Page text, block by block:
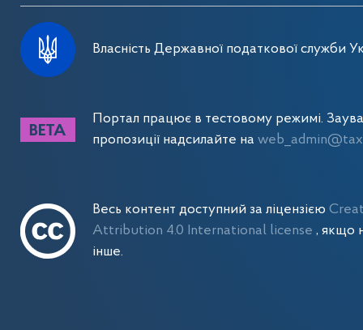
Власність Державної податкової служби
Портал працює в тестовому режимі.
пропозиції надсилайте на
Весь контент доступний за ліцензією
Attribution 4.0 International license, якщо
інше.